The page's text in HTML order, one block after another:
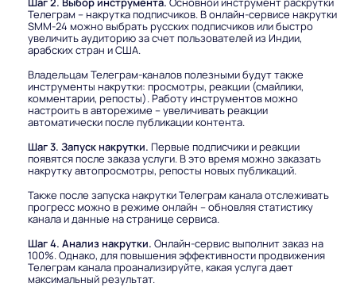
Телеграм – накрутка подписчиков. В онлайн-сервисе накрутки
SMM-24 можно выбрать русских подписчиков или быстро
увеличить аудиторию за счет пользователей из Индии,
арабских стран и США.
Владельцам Телеграм-каналов полезными будут также
инструменты накрутки: просмотры, реакции (смайлики,
комментарии, репосты). Работу инструментов можно
настроить в авторежиме – увеличивать реакции
автоматически после публикации контента.
Шаг 3. Запуск накрутки. Первые подписчики и реакции
появятся после заказа услуги. В это время можно заказать
накрутку автопросмотры, репосты новых публикаций.
Также после запуска накрутки Телеграм канала отслеживать
прогресс можно в режиме онлайн – обновляя статистику
канала и данные на странице сервиса.
Шаг 4. Анализ накрутки. Онлайн-сервис выполнит заказ на
100%. Однако, для повышения эффективности продвижения
Телеграм канала проанализируйте, какая услуга дает
максимальный результат.